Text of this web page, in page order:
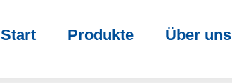
Start Produkte Über uns